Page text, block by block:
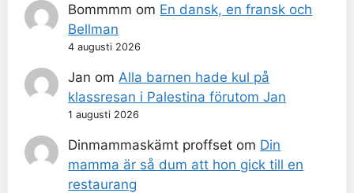
Bommmm om En dansk, en fransk och
Bellman
4 augusti 2026
Jan om Alla barnen hade kul på
klassresan i Palestina förutom Jan
1 augusti 2026
Dinmammaskämt proffset om Din
mamma är så dum att hon gick till en
restaurang